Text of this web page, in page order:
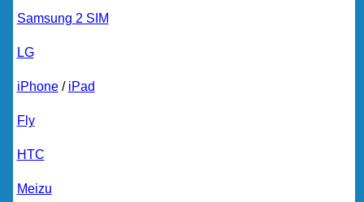
Samsung 2 SIM
LG
iPhone/ iPad
Fly
HTC
Meizu